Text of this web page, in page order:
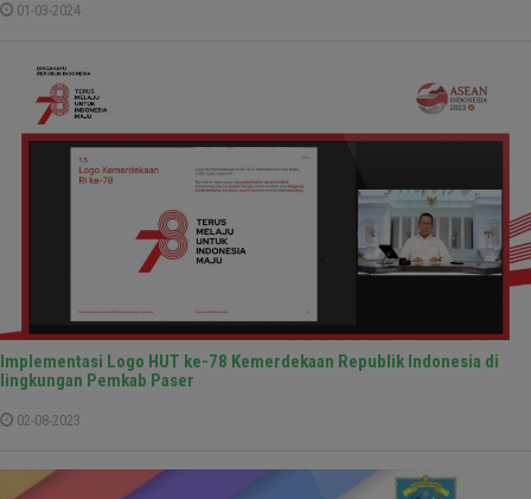
01-03-2024
Implementasi Logo HUT ke-78 Kemerdekaan Republik Indonesia di
lingkungan Pemkab Paser
02-08-2023